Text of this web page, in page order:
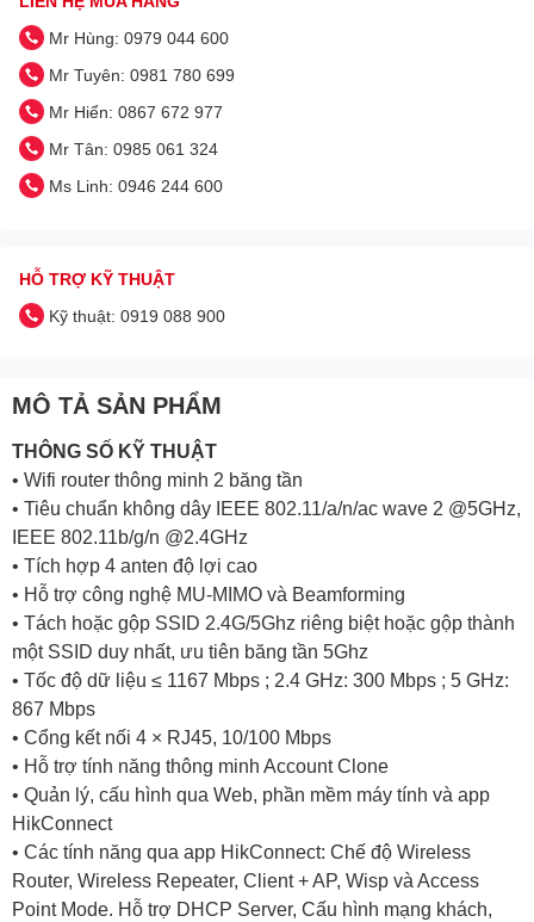
Mr Hùng: 0979 044 600
Mr Tuyên: 0981 780 699
Mr Hiển: 0867 672 977
Mr Tân: 0985 061 324
Ms Linh: 0946 244 600
HỖ TRỢ KỸ THUẬT
Kỹ thuật: 0919 088 900
MÔ TẢ SẢN PHẨM
THÔNG SỐ KỸ THUẬT
• Wifi router thông minh 2 băng tần
• Tiêu chuẩn không dây IEEE 802.11/a/n/ac wave 2 @5GHz,
IEEE 802.11b/g/n @2.4GHz
• Tích hợp 4 anten độ lợi cao
• Hỗ trợ công nghệ MU-MIMO và Beamforming
• Tách hoặc gộp SSID 2.4G/5Ghz riêng biệt hoặc gộp thành
một SSID duy nhất, ưu tiên băng tần 5Ghz
• Tốc độ dữ liệu ≤ 1167 Mbps ; 2.4 GHz: 300 Mbps ; 5 GHz:
867 Mbps
• Cổng kết nối 4 × RJ45, 10/100 Mbps
• Hỗ trợ tính năng thông minh Account Clone
• Quản lý, cấu hình qua Web, phần mềm máy tính và app
HikConnect
• Các tính năng qua app HikConnect: Chế độ Wireless
Router, Wireless Repeater, Client + AP, Wisp và Access
Point Mode. Hỗ trợ DHCP Server, Cấu hình mạng khách,